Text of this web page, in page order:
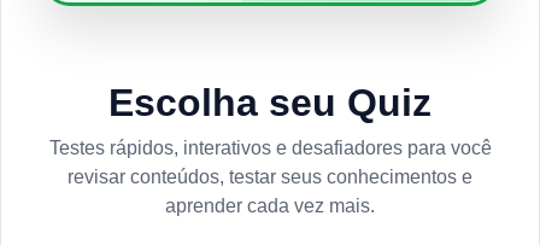
Escolha seu Quiz
Testes rápidos, interativos e desafiadores para você
revisar conteúdos, testar seus conhecimentos e
aprender cada vez mais.